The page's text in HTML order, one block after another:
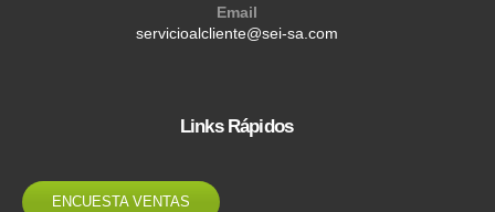
Email
servicioalcliente@sei-sa.com
Links Rápidos
ENCUESTA VENTAS